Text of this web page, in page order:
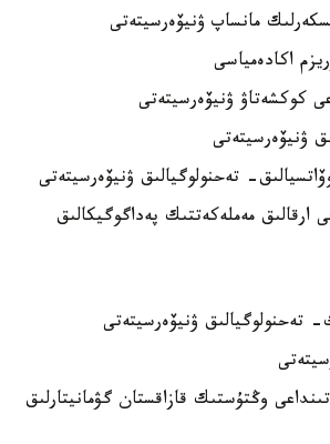
مانساپ ۋنيۆەرسيتەتى
اكادەمياسى
كوكشەتاۋ ۋنيۆەرسيتەتى
تەحنولوگيالىق ۋنيۆەرسيتەتى
ارقالىق مەملەكەتتىك پەداگوگيكالىق
تەحنولوگيالىق ۋنيۆەرسيتەتى
وڭتۇستىك قازاقستان گۋمانيتارلىق